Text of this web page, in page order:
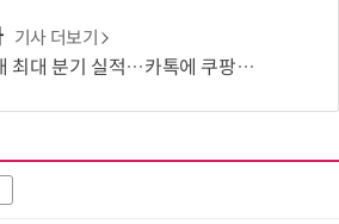
기사 더보기
실적…카톡에 쿠팡이츠 연동해 주문부터 결제까지